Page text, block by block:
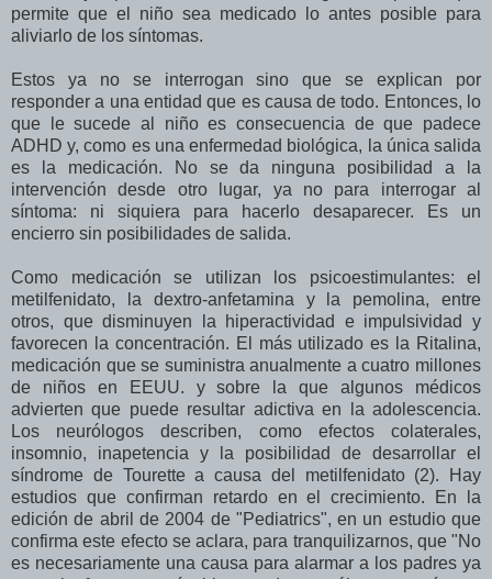
permite que el niño sea medicado lo antes posible para
aliviarlo de los síntomas.
Estos ya no se interrogan sino que se explican por
responder a una entidad que es causa de todo. Entonces, lo
que le sucede al niño es consecuencia de que padece
ADHD y, como es una enfermedad biológica, la única salida
es la medicación. No se da ninguna posibilidad a la
intervención desde otro lugar, ya no para interrogar al
síntoma: ni siquiera para hacerlo desaparecer. Es un
encierro sin posibilidades de salida.
Como medicación se utilizan los psicoestimulantes: el
metilfenidato, la dextro-anfetamina y la pemolina, entre
otros, que disminuyen la hiperactividad e impulsividad y
favorecen la concentración. El más utilizado es la Ritalina,
medicación que se suministra anualmente a cuatro millones
de niños en EEUU. y sobre la que algunos médicos
advierten que puede resultar adictiva en la adolescencia.
Los neurólogos describen, como efectos colaterales,
insomnio, inapetencia y la posibilidad de desarrollar el
síndrome de Tourette a causa del metilfenidato (2). Hay
estudios que confirman retardo en el crecimiento. En la
edición de abril de 2004 de "Pediatrics", en un estudio que
confirma este efecto se aclara, para tranquilizarnos, que "No
es necesariamente una causa para alarmar a los padres ya